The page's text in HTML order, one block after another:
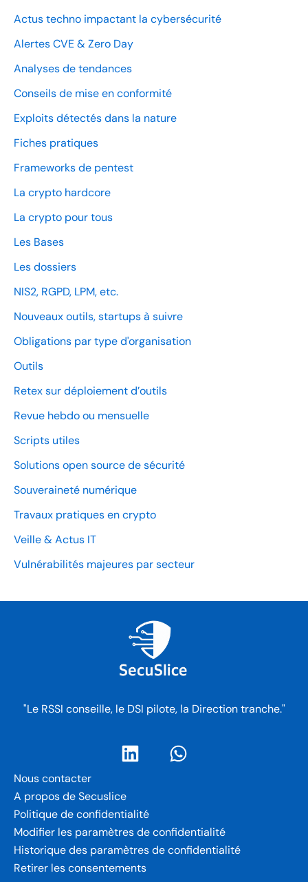
Actus techno impactant la cybersécurité
Alertes CVE & Zero Day
Analyses de tendances
Conseils de mise en conformité
Exploits détectés dans la nature
Fiches pratiques
Frameworks de pentest
La crypto hardcore
La crypto pour tous
Les Bases
Les dossiers
NIS2, RGPD, LPM, etc.
Nouveaux outils, startups à suivre
Obligations par type d'organisation
Outils
Retex sur déploiement d’outils
Revue hebdo ou mensuelle
Scripts utiles
Solutions open source de sécurité
Souveraineté numérique
Travaux pratiques en crypto
Veille & Actus IT
Vulnérabilités majeures par secteur
"Le RSSI conseille, le DSI pilote, la Direction tranche."
Nous contacter
A propos de Secuslice
Politique de confidentialité
Modifier les paramètres de confidentialité
Historique des paramètres de confidentialité
Retirer les consentements